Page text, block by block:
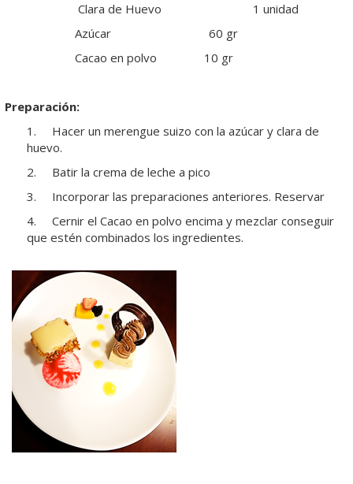
Clara de Huevo 1 unidad
Azúcar 60 gr
Cacao en polvo 10 gr
Preparación:
1. Hacer un merengue suizo con la azúcar y clara de
huevo.
2. Batir la crema de leche a pico
3. Incorporar las preparaciones anteriores. Reservar
4. Cernir el Cacao en polvo encima y mezclar conseguir
que estén combinados los ingredientes.